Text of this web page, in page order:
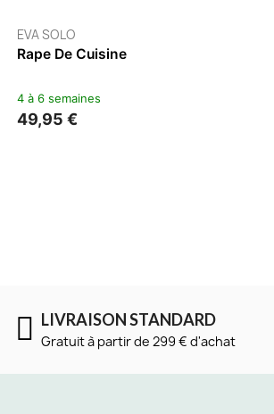
LIVRAISON STANDARD
Gratuit à partir de 299 € d'achat